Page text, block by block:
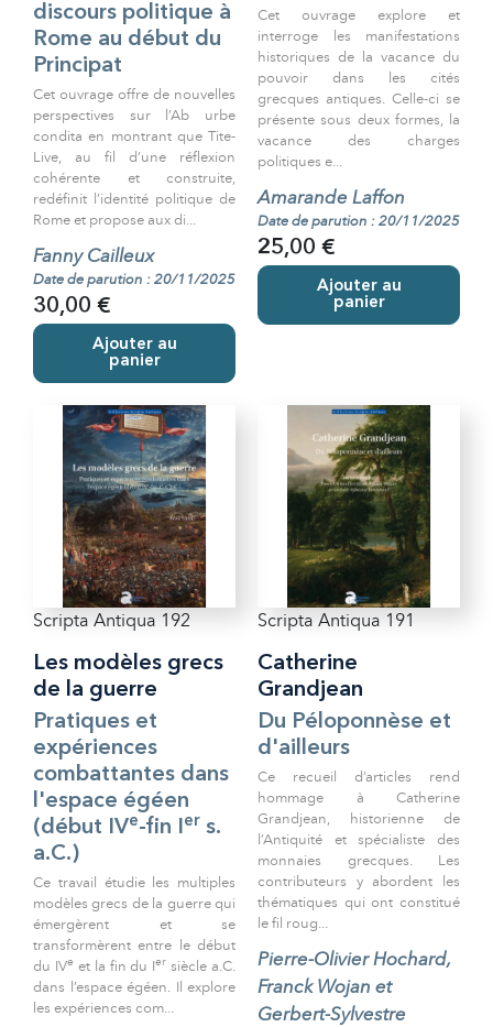
discours politique à
Rome au début du
Principat
Cet ouvrage offre de nouvelles
perspectives sur l’Ab urbe
condita en montrant que Tite-
Live, au fil d’une réflexion
cohérente et construite,
redéfinit l’identité politique de
Rome et propose aux di...
Fanny Cailleux
Date de parution : 20/11/2025
30,00 €
Ajouter au
panier
Cet ouvrage explore et
interroge les manifestations
historiques de la vacance du
pouvoir dans les cités
grecques antiques. Celle-ci se
présente sous deux formes, la
vacance des charges
politiques e...
Amarande Laffon
Date de parution : 20/11/2025
25,00 €
Ajouter au
panier
Scripta Antiqua 192
Les modèles grecs
de la guerre
Pratiques et
expériences
combattantes dans
l'espace égéen
(début IVe-fin Ier s.
a.C.)
Ce travail étudie les multiples
modèles grecs de la guerre qui
émergèrent et se
transformèrent entre le début
du IVe et la fin du Ier siècle a.C.
dans l’espace égéen. Il explore
les expériences com...
Scripta Antiqua 191
Catherine
Grandjean
Du Péloponnèse et
d'ailleurs
Ce recueil d’articles rend
hommage à Catherine
Grandjean, historienne de
l’Antiquité et spécialiste des
monnaies grecques. Les
contributeurs y abordent les
thématiques qui ont constitué
le fil roug...
Pierre-Olivier Hochard,
Franck Wojan et
Gerbert-Sylvestre